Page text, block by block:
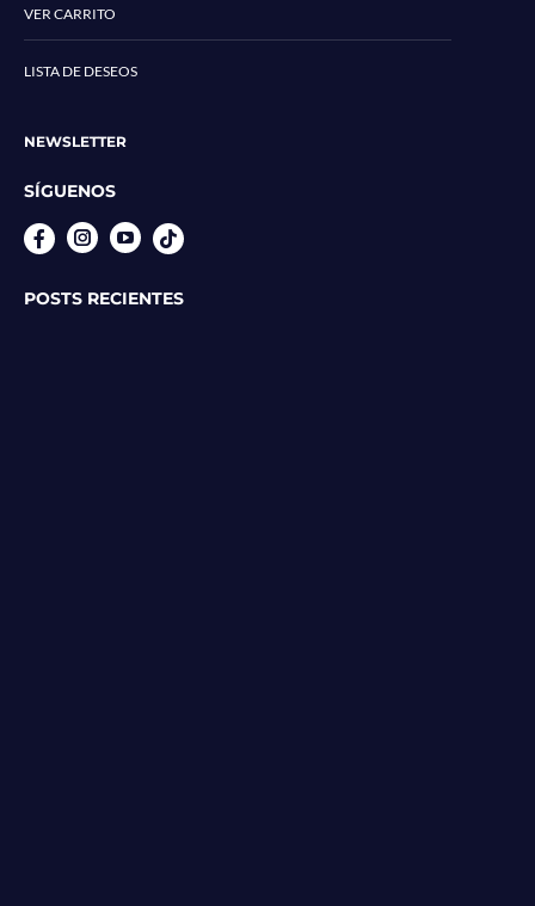
VER CARRITO
LISTA DE DESEOS
NEWSLETTER
SÍGUENOS
InstagramYouTube
POSTS RECIENTES